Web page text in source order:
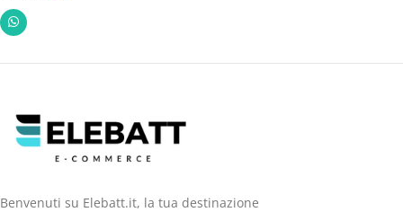
Benvenuti su Elebatt.it, la tua destinazione